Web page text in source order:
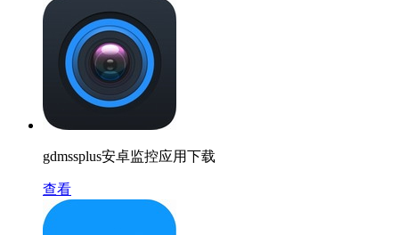
gdmssplus安卓监控应用下载
查看